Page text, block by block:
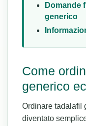
Domande
generico
Come
generico
Ordinare tadalafil
diventato